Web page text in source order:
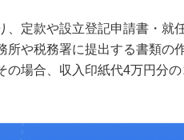
、定款や設立登記申請書・就
や税務署に提出する書類の
の場合、収入印紙代4万円分